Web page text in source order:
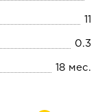
0.3
18 мес.